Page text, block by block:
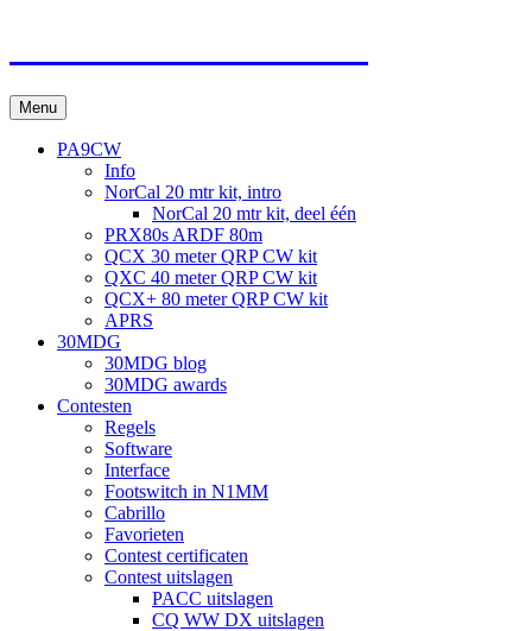
inhoud
Menu
PA9CW
Info
NorCal 20 mtr kit, intro
NorCal 20 mtr kit, deel één
PRX80s ARDF 80m
QCX 30 meter QRP CW kit
QXC 40 meter QRP CW kit
QCX+ 80 meter QRP CW kit
APRS
30MDG
30MDG blog
30MDG awards
Contesten
Regels
Software
Interface
Footswitch in N1MM
Cabrillo
Favorieten
Contest certificaten
Contest uitslagen
PACC uitslagen
CQ WW DX uitslagen